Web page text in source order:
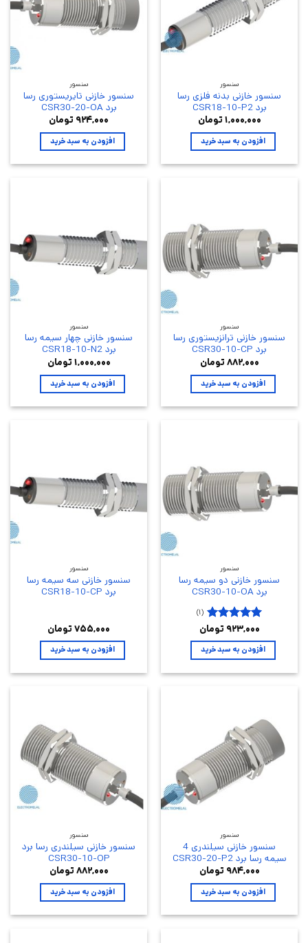
سنسور
سنسور خازنی بدنه فلزی رسا
برد CSR18-10-P2
۱,۰۰۰,۰۰۰ تومان
افزودن به سبد خرید
سنسور
سنسور خازنی تایریستوری رسا
برد CSR30-20-OA
۹۲۴,۰۰۰ تومان
افزودن به سبد خرید
سنسور
سنسور خازنی ترانزیستوری رسا
برد CSR30-10-CP
۸۸۲,۰۰۰ تومان
افزودن به سبد خرید
سنسور
سنسور خازنی چهار سیمه رسا
برد CSR18-10-N2
۱,۰۰۰,۰۰۰ تومان
افزودن به سبد خرید
سنسور
سنسور خازنی دو سیمه رسا
برد CSR30-10-OA
نمره۵از
۵
(۱)
۹۲۳,۰۰۰ تومان
افزودن به سبد خرید
سنسور
سنسور خازنی سه سیمه رسا
برد CSR18-10-CP
۷۵۵,۰۰۰ تومان
افزودن به سبد خرید
سنسور
سنسور خازنی سیلندری 4
سیمه رسا برد CSR30-20-P2
۹۸۴,۰۰۰ تومان
افزودن به سبد خرید
سنسور
سنسور خازنی سیلندری رسا برد
CSR30-10-OP
۸۸۲,۰۰۰ تومان
افزودن به سبد خرید